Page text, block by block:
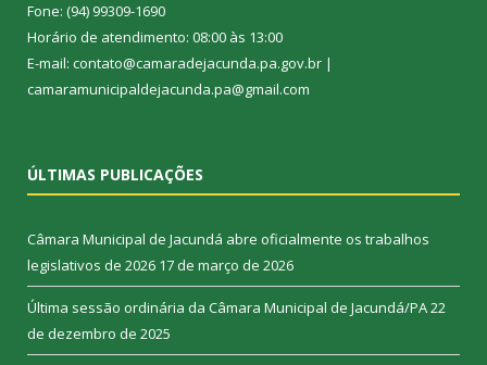
Fone: (94) 99309-1690
Horário de atendimento: 08:00 às 13:00
E-mail: contato@camaradejacunda.pa.gov.br |
camaramunicipaldejacunda.pa@gmail.com
ÚLTIMAS PUBLICAÇÕES
Câmara Municipal de Jacundá abre oficialmente os trabalhos
legislativos de 2026 17 de março de 2026
Última sessão ordinária da Câmara Municipal de Jacundá/PA22
de dezembro de 2025